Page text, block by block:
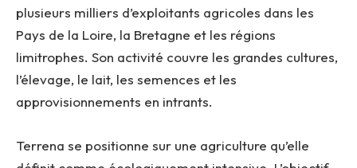
plusieurs milliers d’exploitants agricoles dans les
Pays de la Loire, la Bretagne et les régions
limitrophes. Son activité couvre les grandes cultures,
l’élevage, le lait, les semences et les
approvisionnements en intrants.
Terrena se positionne sur une agriculture qu’elle